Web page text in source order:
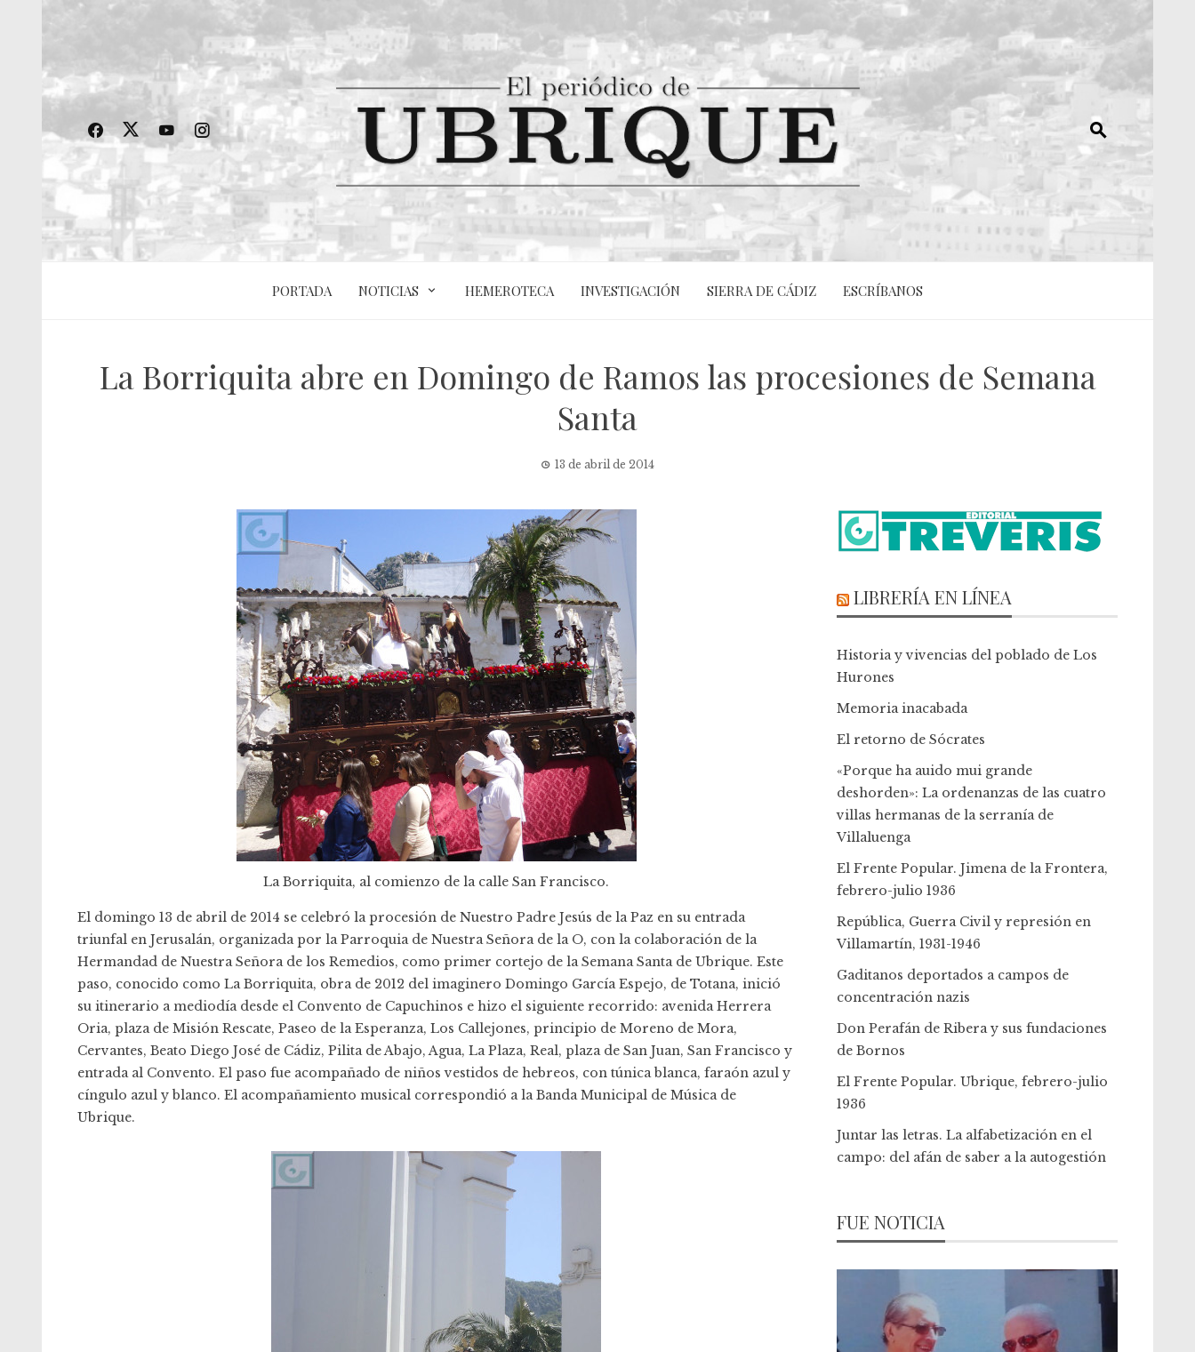
PORTADA NOTICIAS HEMEROTECA INVESTIGACIÓN SIERRA DE CÁDIZ ESCRÍBANOS
La Borriquita abre en Domingo de Ramos las procesiones de Semana
Santa
13 de abril de 2014
La Borriquita, al comienzo de la calle San Francisco.
El domingo 13 de abril de 2014 se celebró la procesión de Nuestro Padre Jesús de la Paz en su entrada
triunfal en Jerusalán, organizada por la Parroquia de Nuestra Señora de la O, con la colaboración de la
Hermandad de Nuestra Señora de los Remedios, como primer cortejo de la Semana Santa de Ubrique. Este
paso, conocido como La Borriquita, obra de 2012 del imaginero Domingo García Espejo, de Totana, inició
su itinerario a mediodía desde el Convento de Capuchinos e hizo el siguiente recorrido: avenida Herrera
Oria, plaza de Misión Rescate, Paseo de la Esperanza, Los Callejones, principio de Moreno de Mora,
Cervantes, Beato Diego José de Cádiz, Pilita de Abajo, Agua, La Plaza, Real, plaza de San Juan, San Francisco y
entrada al Convento. El paso fue acompañado de niños vestidos de hebreos, con túnica blanca, faraón azul y
cíngulo azul y blanco. El acompañamiento musical correspondió a la Banda Municipal de Música de
Ubrique.
LIBRERÍA EN LÍNEA
Historia y vivencias del poblado de Los
Hurones
Memoria inacabada
El retorno de Sócrates
«Porque ha auido mui grande
deshorden»: La ordenanzas de las cuatro
villas hermanas de la serranía de
Villaluenga
El Frente Popular. Jimena de la Frontera,
febrero-julio 1936
República, Guerra Civil y represión en
Villamartín, 1931-1946
Gaditanos deportados a campos de
concentración nazis
Don Perafán de Ribera y sus fundaciones
de Bornos
El Frente Popular. Ubrique, febrero-julio
1936
Juntar las letras. La alfabetización en el
campo: del afán de saber a la autogestión
FUE NOTICIA